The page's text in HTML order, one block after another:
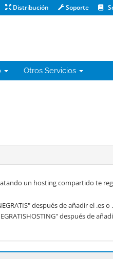
Distribución Soporte
Otros Servicios
un hosting compartido te
después de añadir el .es
después de